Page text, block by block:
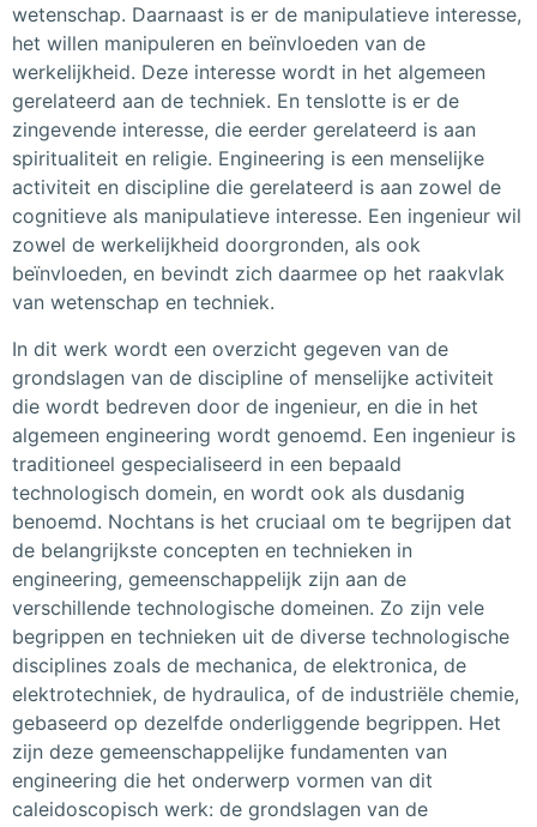
wetenschap. Daarnaast is er de manipulatieve interesse,
het willen manipuleren en beïnvloeden van de
werkelijkheid. Deze interesse wordt in het algemeen
gerelateerd aan de techniek. En tenslotte is er de
zingevende interesse, die eerder gerelateerd is aan
spiritualiteit en religie. Engineering is een menselijke
activiteit en discipline die gerelateerd is aan zowel de
cognitieve als manipulatieve interesse. Een ingenieur wil
zowel de werkelijkheid doorgronden, als ook
beïnvloeden, en bevindt zich daarmee op het raakvlak
van wetenschap en techniek.
In dit werk wordt een overzicht gegeven van de
grondslagen van de discipline of menselijke activiteit
die wordt bedreven door de ingenieur, en die in het
algemeen engineering wordt genoemd. Een ingenieur is
traditioneel gespecialiseerd in een bepaald
technologisch domein, en wordt ook als dusdanig
benoemd. Nochtans is het cruciaal om te begrijpen dat
de belangrijkste concepten en technieken in
engineering, gemeenschappelijk zijn aan de
verschillende technologische domeinen. Zo zijn vele
begrippen en technieken uit de diverse technologische
disciplines zoals de mechanica, de elektronica, de
elektrotechniek, de hydraulica, of de industriële chemie,
gebaseerd op dezelfde onderliggende begrippen. Het
zijn deze gemeenschappelijke fundamenten van
engineering die het onderwerp vormen van dit
caleidoscopisch werk: de grondslagen van de